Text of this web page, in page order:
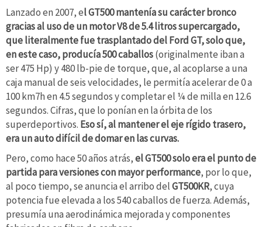
Lanzado en 2007, el GT500 mantenía su carácter bronco
gracias al uso de un motor V8 de 5.4 litros supercargado,
que literalmente fue trasplantado del Ford GT, solo que,
en este caso, producía 500 caballos(originalmente iban a
ser 475 Hp) y 480 lb-pie de torque, que, al acoplarse a una
caja manual de seis velocidades, le permitía acelerar de 0 a
100 km7h en 4.5 segundos y completar el ¼ de milla en 12.6
segundos. Cifras, que lo ponían en la órbita de los
superdeportivos. Eso sí, al mantener el eje rígido trasero,
era un auto difícil de domar en las curvas.
Pero, como hace 50 años atrás,el GT500 solo era el punto de
partida para versiones con mayor performance, por lo que,
al poco tiempo, se anuncia el arribo delGT500KR, cuya
potencia fue elevada a los 540 caballos de fuerza. Además,
presumía una aerodinámica mejorada y componentes